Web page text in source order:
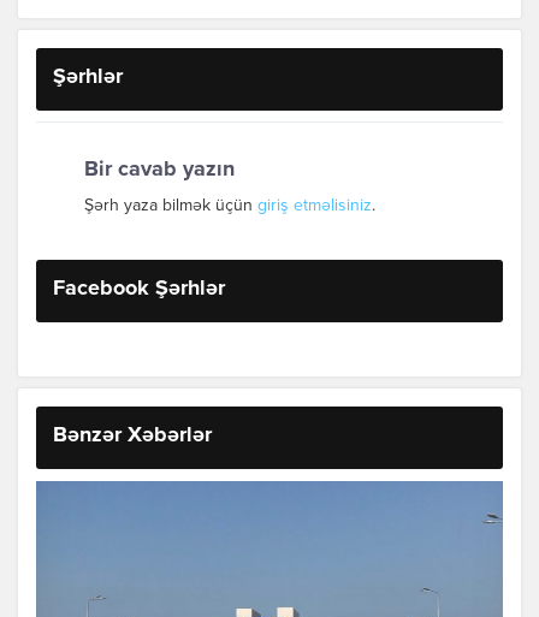
Şərhlər
Bir cavab yazın
Şərh yaza bilmək üçün giriş etməlisiniz.
Facebook Şərhlər
Bənzər Xəbərlər